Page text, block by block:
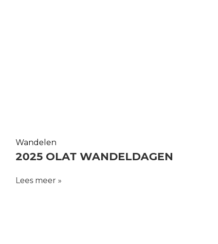
Wandelen
2025 OLAT WANDELDAGEN
Lees meer »